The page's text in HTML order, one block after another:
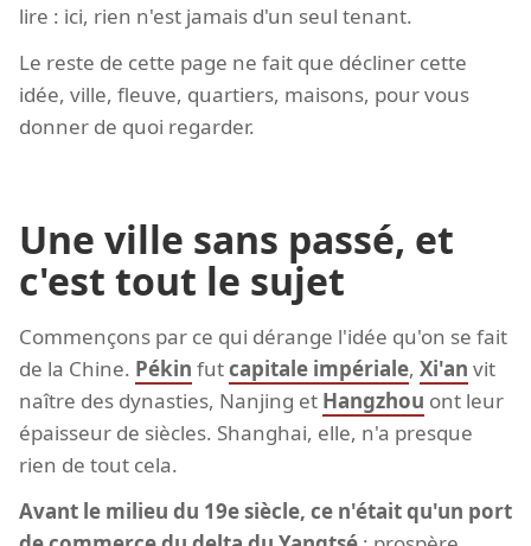
lire : ici, rien n'est jamais d'un seul tenant.
Le reste de cette page ne fait que décliner cette
idée, ville, fleuve, quartiers, maisons, pour vous
donner de quoi regarder.
Une ville sans passé, et
c'est tout le sujet
Commençons par ce qui dérange l'idée qu'on se fait
de la Chine. Pékin futcapitale impériale, Xi'an vit
naître des dynasties, Nanjing et Hangzhou ont leur
épaisseur de siècles. Shanghai, elle, n'a presque
rien de tout cela.
Avant le milieu du 19e siècle, ce n'était qu'un port